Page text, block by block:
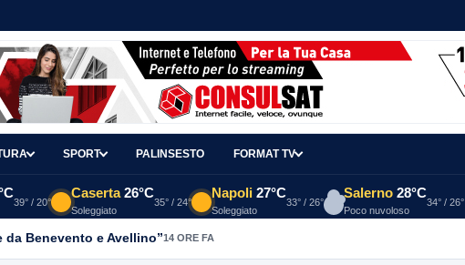
SPORT PALINSESTO FORMAT TV
39° / 20°
Caserta 26°C
Soleggiato
35° / 24°
Napoli 27°C
Soleggiato
33° / 26°
Salerno 28°C
Poco nuvoloso
34° / 26°
Benevento e Avellino”14 ORE FA